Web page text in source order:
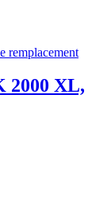
2000 XL,